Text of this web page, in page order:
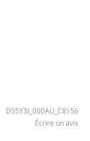
D55Y3I_000AU_C8156
Écrire un avis